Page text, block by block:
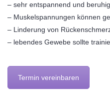
– sehr entspannend und
– Muskelspannungen können
– Linderung von
– lebendes Gewebe sollte
Termin vereinbaren